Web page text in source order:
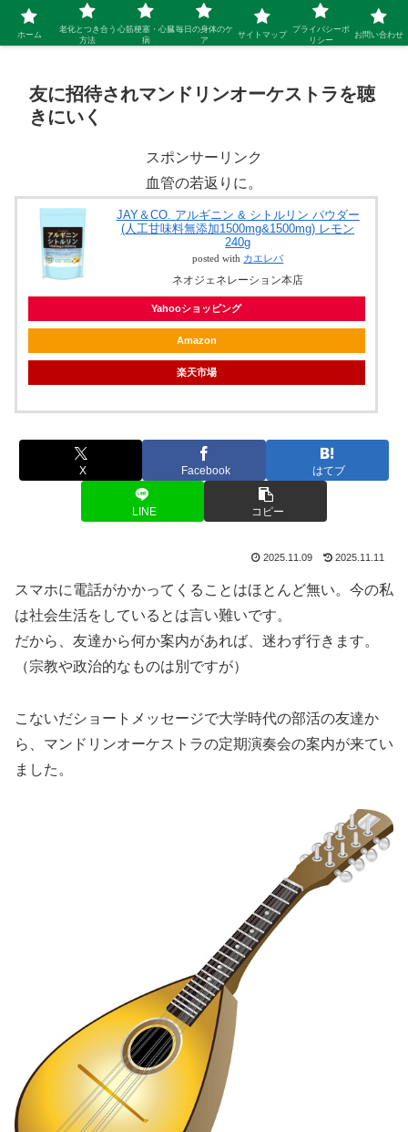
シニア 新しい人生を開拓するブログ
友に招待されマンドリンオーケストラを聴
きにいく
スポンサーリンク
血管の若返りに。
JAY＆CO. アルギニン & シトルリン パウダー
(人工甘味料無添加1500mg&1500mg) レモン
240g
posted with カエレバ
ネオジェネレーション本店
Yahooショッピング
Amazon
楽天市場
X Facebook はてブ
LINE コピー
2025.11.09 2025.11.11
スマホに電話がかかってくることはほとんど無い。今の私
は社会生活をしているとは言い難いです。
だから、友達から何か案内があれば、迷わず行きます。
（宗教や政治的なものは別ですが）
こないだショートメッセージで大学時代の部活の友達か
ら、マンドリンオーケストラの定期演奏会の案内が来てい
ました。
ホーム
老化とつき合う
方法
心筋梗塞・心臓
病
毎日の身体のケ
ア
サイトマップ
プライバシーポ
リシー
お問い合わせ